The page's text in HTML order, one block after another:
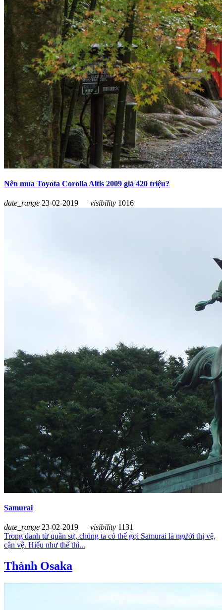
Nên mua Toyota Corolla Altis 2009 giá 420 triệu?
date_range 23-02-2019 visibility 1016
Samurai
date_range 23-02-2019 visibility 1131
Trong danh từ quân sự, chúng ta có thể gọi Samurai là người thị vệ,
cận vệ. Hiểu như thế thì...
Thành Osaka